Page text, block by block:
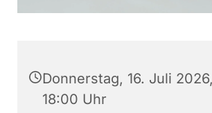
Donnerstag, 16. Juli
18:00 Uhr